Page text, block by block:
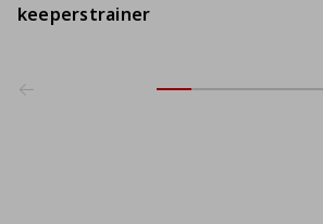
keeperstrainer